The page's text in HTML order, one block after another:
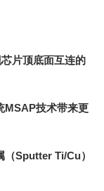
片顶底面互连的
MSAP技术带来更
Sputter Ti/Cu）